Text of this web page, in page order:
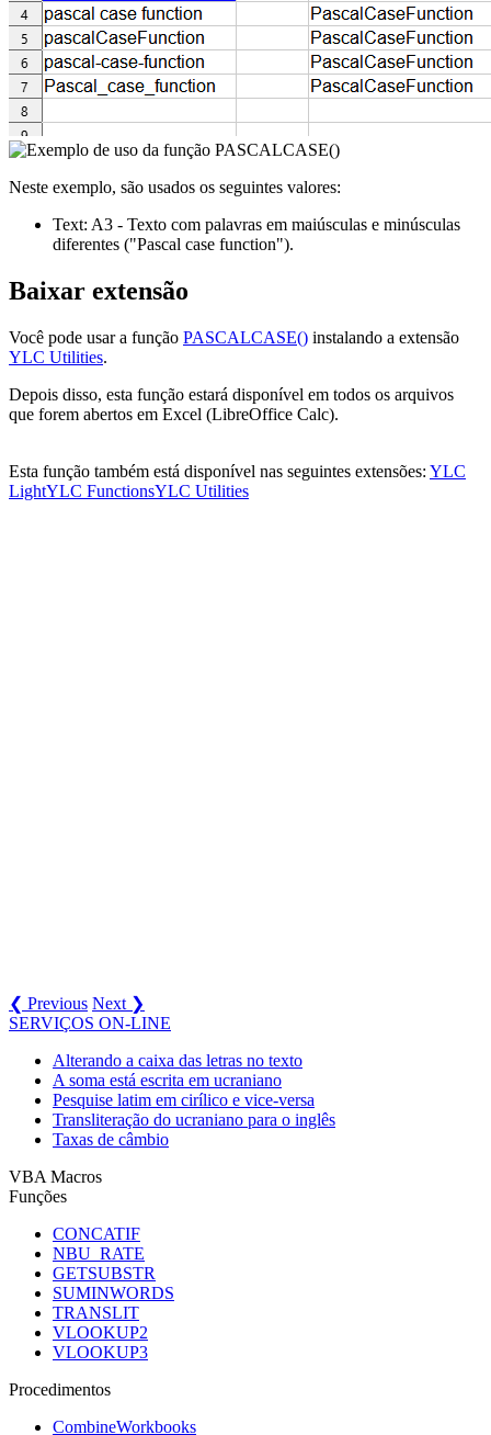
Neste exemplo, são usados os seguintes valores:
Text: A3 - Texto com palavras em maiúsculas e minúsculas
diferentes ("Pascal case function").
Baixar extensão
Você pode usar a função PASCALCASE() instalando a extensão
YLC Utilities.
Depois disso, esta função estará disponível em todos os arquivos
que forem abertos em Excel (LibreOffice Calc).
Esta função também está disponível nas seguintes extensões: YLC
LightYLC FunctionsYLC Utilities
❮ Previous Next ❯
SERVIÇOS ON-LINE
Alterando a caixa das letras no texto
A soma está escrita em ucraniano
Pesquise latim em cirílico e vice-versa
Transliteração do ucraniano para o inglês
Taxas de câmbio
VBA Macros
Funções
CONCATIF
NBU_RATE
GETSUBSTR
SUMINWORDS
TRANSLIT
VLOOKUP2
VLOOKUP3
Procedimentos
CombineWorkbooks